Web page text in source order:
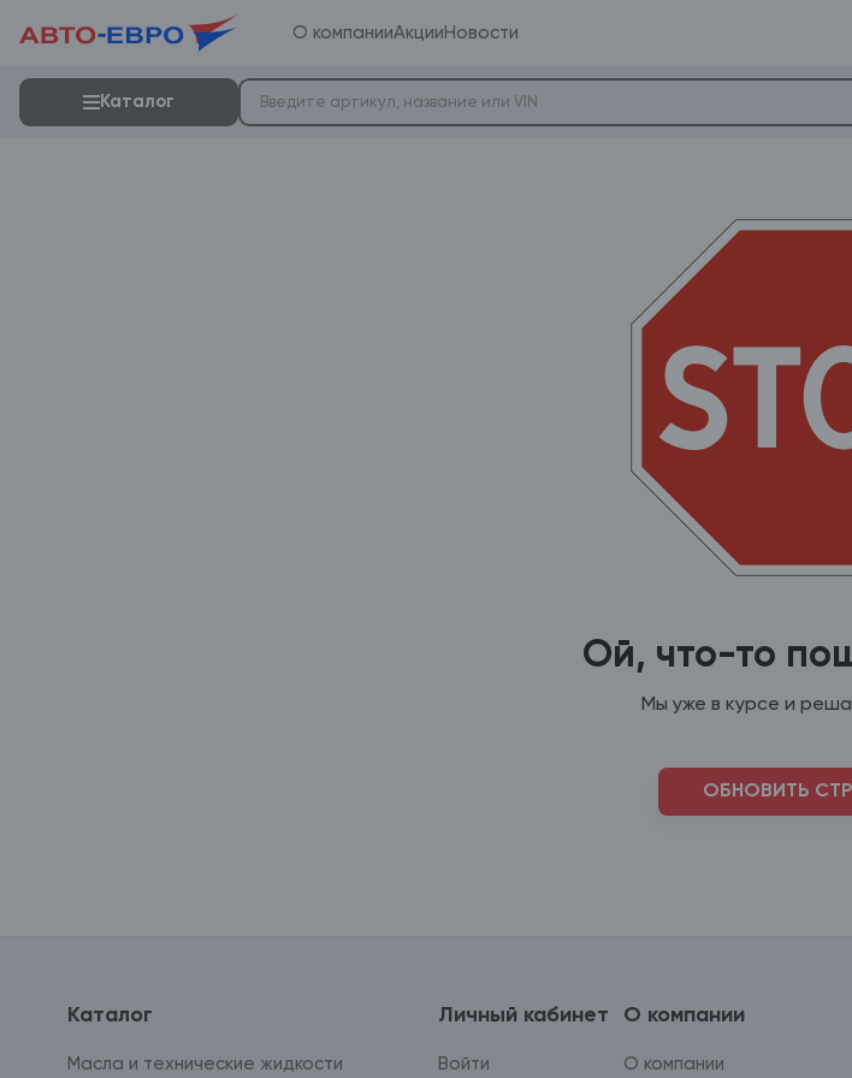
О компанииАкции Новости
Каталог
Ой, что-то
Мы уже в курсе и
ОБНОВИТЬ
Каталог
Масла и технические жидкости
Личный кабинет
Войти
О компании
О компании